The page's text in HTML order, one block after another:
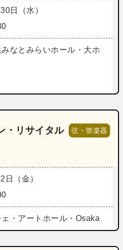
日（水）
なとみらいホール・大ホ
・リサイタル 弦・管楽器
日（金）
ェ・アートホール・Osaka